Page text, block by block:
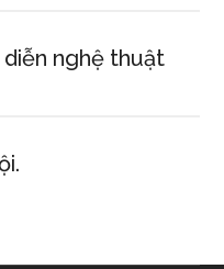
nghệ thuật